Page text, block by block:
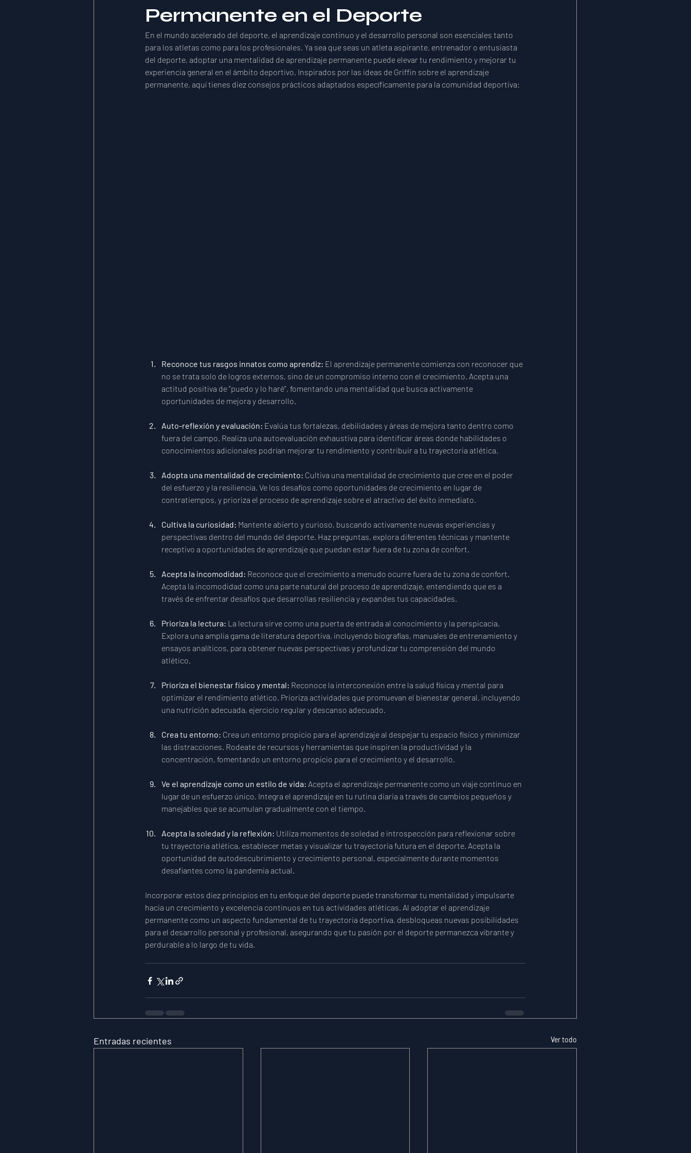
Permanente en el Deporte
En el mundo acelerado del deporte, el aprendizaje continuo y el desarrollo personal son esenciales tanto
para los atletas como para los profesionales. Ya sea que seas un atleta aspirante, entrenador o entusiasta
del deporte, adoptar una mentalidad de aprendizaje permanente puede elevar tu rendimiento y mejorar tu
experiencia general en el ámbito deportivo. Inspirados por las ideas de Griffin sobre el aprendizaje
permanente, aquí tienes diez consejos prácticos adaptados específicamente para la comunidad deportiva:
Reconoce tus rasgos innatos como aprendiz: El aprendizaje permanente comienza con reconocer que
no se trata solo de logros externos, sino de un compromiso interno con el crecimiento. Acepta una
actitud positiva de "puedo y lo haré", fomentando una mentalidad que busca activamente
oportunidades de mejora y desarrollo.
Auto-reflexión y evaluación: Evalúa tus fortalezas, debilidades y áreas de mejora tanto dentro como
fuera del campo. Realiza una autoevaluación exhaustiva para identificar áreas donde habilidades o
conocimientos adicionales podrían mejorar tu rendimiento y contribuir a tu trayectoria atlética.
Adopta una mentalidad de crecimiento: Cultiva una mentalidad de crecimiento que cree en el poder
del esfuerzo y la resiliencia. Ve los desafíos como oportunidades de crecimiento en lugar de
contratiempos, y prioriza el proceso de aprendizaje sobre el atractivo del éxito inmediato.
Cultiva la curiosidad: Mantente abierto y curioso, buscando activamente nuevas experiencias y
perspectivas dentro del mundo del deporte. Haz preguntas, explora diferentes técnicas y mantente
receptivo a oportunidades de aprendizaje que puedan estar fuera de tu zona de confort.
Acepta la incomodidad: Reconoce que el crecimiento a menudo ocurre fuera de tu zona de confort.
Acepta la incomodidad como una parte natural del proceso de aprendizaje, entendiendo que es a
través de enfrentar desafíos que desarrollas resiliencia y expandes tus capacidades.
Prioriza la lectura: La lectura sirve como una puerta de entrada al conocimiento y la perspicacia.
Explora una amplia gama de literatura deportiva, incluyendo biografías, manuales de entrenamiento y
ensayos analíticos, para obtener nuevas perspectivas y profundizar tu comprensión del mundo
atlético.
Prioriza el bienestar físico y mental: Reconoce la interconexión entre la salud física y mental para
optimizar el rendimiento atlético. Prioriza actividades que promuevan el bienestar general, incluyendo
una nutrición adecuada, ejercicio regular y descanso adecuado.
Crea tu entorno: Crea un entorno propicio para el aprendizaje al despejar tu espacio físico y minimizar
las distracciones. Rodeate de recursos y herramientas que inspiren la productividad y la
concentración, fomentando un entorno propicio para el crecimiento y el desarrollo.
Ve el aprendizaje como un estilo de vida: Acepta el aprendizaje permanente como un viaje continuo en
lugar de un esfuerzo único. Integra el aprendizaje en tu rutina diaria a través de cambios pequeños y
manejables que se acumulan gradualmente con el tiempo.
Acepta la soledad y la reflexión: Utiliza momentos de soledad e introspección para reflexionar sobre
tu trayectoria atlética, establecer metas y visualizar tu trayectoria futura en el deporte. Acepta la
oportunidad de autodescubrimiento y crecimiento personal, especialmente durante momentos
desafiantes como la pandemia actual.
Incorporar estos diez principios en tu enfoque del deporte puede transformar tu mentalidad y impulsarte
hacia un crecimiento y excelencia continuos en tus actividades atléticas. Al adoptar el aprendizaje
permanente como un aspecto fundamental de tu trayectoria deportiva, desbloqueas nuevas posibilidades
para el desarrollo personal y profesional, asegurando que tu pasión por el deporte permanezca vibrante y
perdurable a lo largo de tu vida.
Entradas recientes Ver todo